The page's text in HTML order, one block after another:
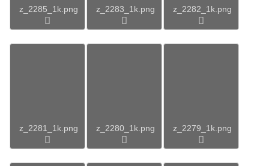
z_2285_1k.png z_2283_1k.png z_2282_1k.png
z_2281_1k.png z_2280_1k.png z_2279_1k.png